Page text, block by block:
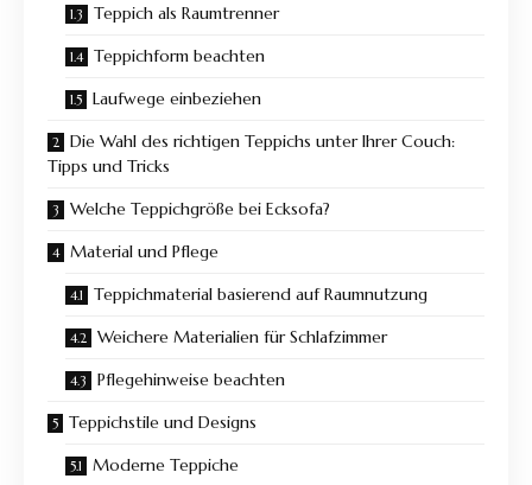
Teppich als Raumtrenner
Teppichform beachten
Laufwege einbeziehen
Die Wahl des richtigen Teppichs unter Ihrer Couch:
Tipps und Tricks
Welche Teppichgröße bei Ecksofa?
Material und Pflege
Teppichmaterial basierend auf Raumnutzung
Weichere Materialien für Schlafzimmer
Pflegehinweise beachten
Teppichstile und Designs
Moderne Teppiche